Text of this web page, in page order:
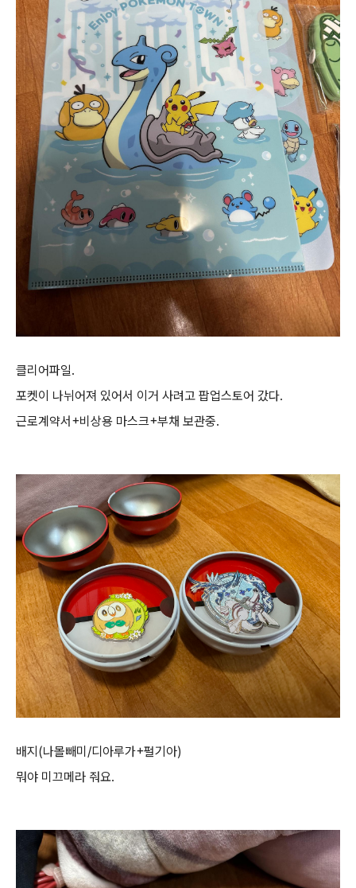
클리어파일.
포켓이 나뉘어져 있어서 이거 사려고 팝업스토어 갔다.
근로계약서+비상용 마스크+부채 보관중.
배지(나몰빼미/디아루가+펄기아)
뭐야 미끄메라 줘요.